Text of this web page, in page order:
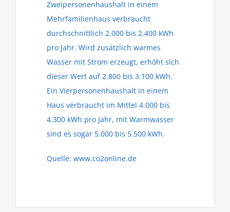
Zweipersonenhaushalt in einem
Mehrfamilienhaus verbraucht
durchschnittlich 2.000 bis 2.400 kWh
pro Jahr. Wird zusätzlich warmes
Wasser mit Strom erzeugt, erhöht sich
dieser Wert auf 2.800 bis 3.100 kWh.
Ein Vierpersonenhaushalt in einem
Haus verbraucht im Mittel 4.000 bis
4.300 kWh pro Jahr, mit Warmwasser
sind es sogar 5.000 bis 5.500 kWh.
Quelle: www.co2online.de